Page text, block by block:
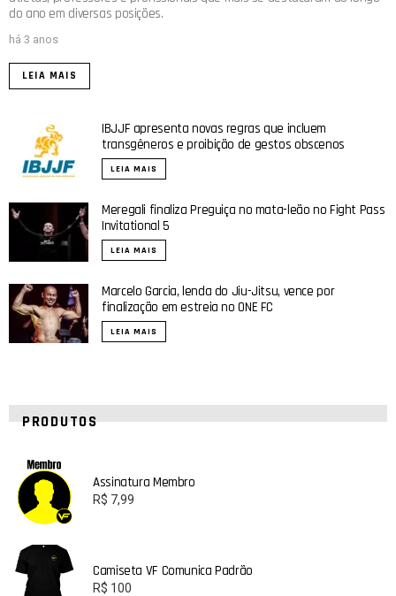
do ano em diversas posições.
há 3 anos
LEIA MAIS
IBJJF apresenta novas regras que incluem
transgêneros e proibição de gestos obscenos
LEIA MAIS
Meregali finaliza Preguiça no mata-leão no Fight Pass
Invitational 5
LEIA MAIS
Marcelo Garcia, lenda do Jiu-Jitsu, vence por
finalização em estreia no ONE FC
LEIA MAIS
PRODUTOS
Assinatura Membro
R$ 7,99
Camiseta VF Comunica Padrão
R$ 100